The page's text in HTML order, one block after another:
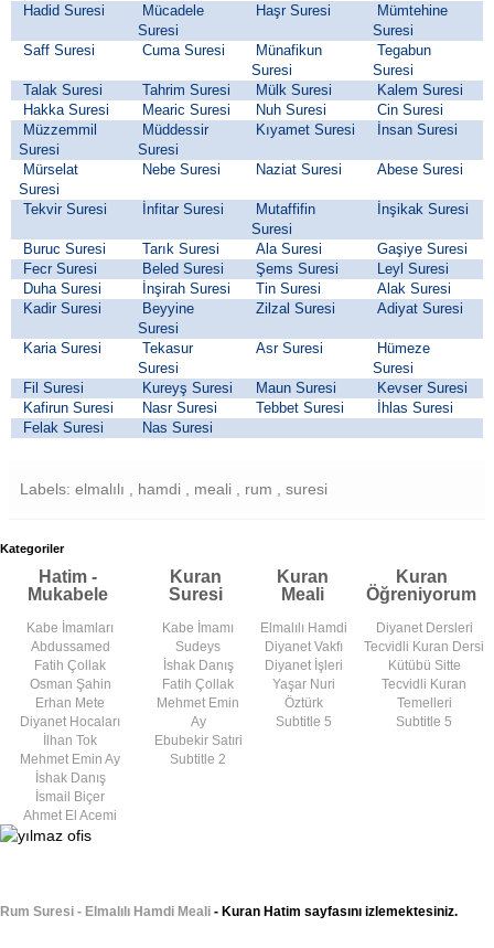
Hadid Suresi
Mücadele
Suresi
Haşr Suresi
Mümtehine
Suresi
Saff Suresi
Cuma Suresi
Münafikun
Suresi
Tegabun
Suresi
Talak Suresi
Tahrim Suresi Mülk Suresi
Kalem Suresi
Hakka Suresi
Mearic Suresi Nuh Suresi
Cin Suresi
Müzzemmil
Suresi
Müddessir
Suresi
Kıyamet Suresi İnsan Suresi
Mürselat
Suresi
Nebe Suresi Naziat Suresi Abese Suresi
Tekvir Suresi İnfitar Suresi
Mutaffifin
Suresi
İnşikak Suresi
Buruc Suresi Tarık Suresi Ala Suresi
Gaşiye Suresi
Fecr Suresi
Beled Suresi Şems Suresi
Leyl Suresi
Duha Suresi
İnşirah Suresi Tin Suresi
Alak Suresi
Kadir Suresi
Beyyine
Suresi
Zilzal Suresi Adiyat Suresi
Karia Suresi
Tekasur
Suresi
Asr Suresi
Hümeze
Suresi
Fil Suresi
Kureyş Suresi Maun Suresi
Kevser Suresi
Kafirun Suresi
Nasr Suresi Tebbet Suresi
İhlas Suresi
Felak Suresi
Nas Suresi
Labels: elmalılı , hamdi , meali , rum , suresi
Kategoriler
Hatim -
Mukabele
Kuran
Suresi
Kuran
Meali
Kuran
Öğreniyorum
Kabe İmamları
Abdussamed
Fatih Çollak
Osman Şahin
Erhan Mete
Diyanet Hocaları
İlhan Tok
Mehmet Emin Ay
İshak Danış
İsmail Biçer
Ahmet El Acemi
Kabe İmamı
Sudeys
İshak Danış
Fatih Çollak
Mehmet Emin
Ay
Ebubekir Satıri
Subtitle 2
Elmalılı Hamdi
Diyanet Vakfı
Diyanet İşleri
Yaşar Nuri
Öztürk
Subtitle 5
Diyanet Dersleri
Tecvidli Kuran Dersi
Kütübü Sitte
Tecvidli Kuran
Temelleri
Subtitle 5
Rum Suresi - Elmalılı Hamdi Meali - Kuran Hatim sayfasını izlemektesiniz.